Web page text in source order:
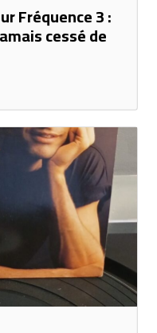
Fréquence 3 :
cessé de